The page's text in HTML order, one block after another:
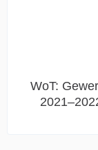
WoT: